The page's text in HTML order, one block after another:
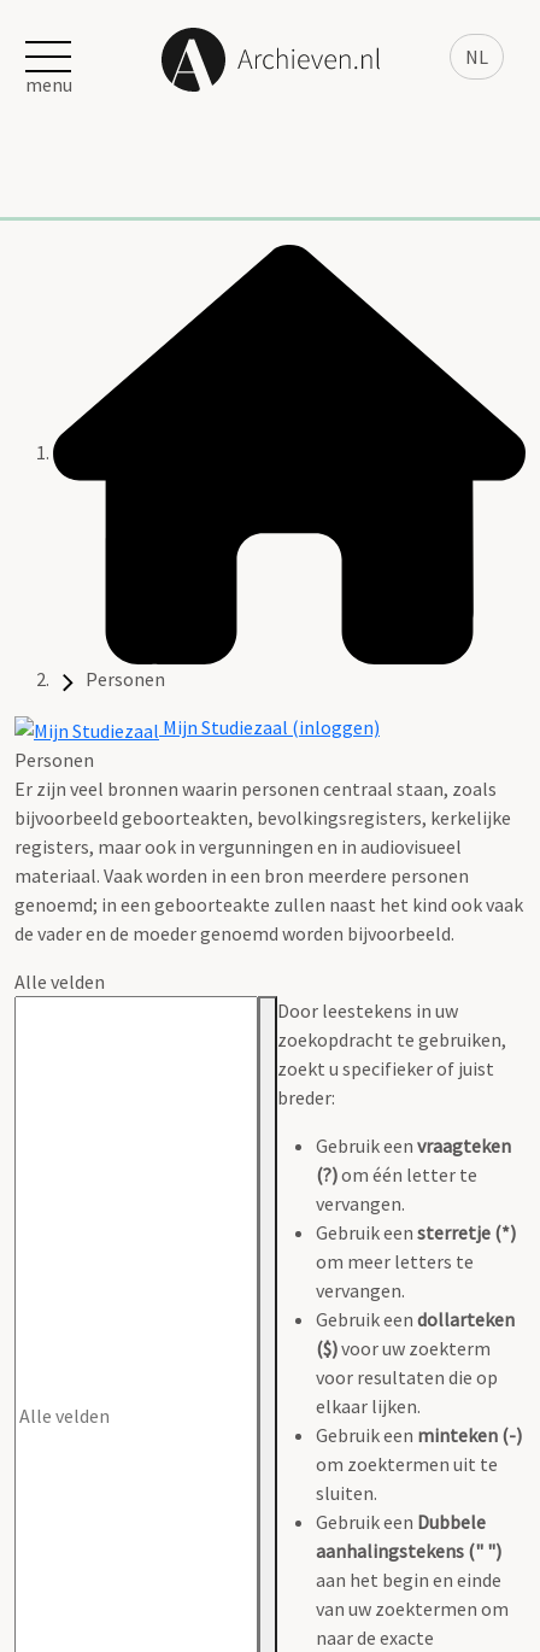
NL
menu
Personen
Mijn Studiezaal (inloggen)
Personen
Er zijn veel bronnen waarin personen centraal staan, zoals
bijvoorbeeld geboorteakten, bevolkingsregisters, kerkelijke
registers, maar ook in vergunningen en in audiovisueel
materiaal. Vaak worden in een bron meerdere personen
genoemd; in een geboorteakte zullen naast het kind ook vaak
de vader en de moeder genoemd worden bijvoorbeeld.
Alle velden
Door leestekens in uw
zoekopdracht te gebruiken,
zoekt u specifieker of juist
breder:
Gebruik een vraagteken
(?)om één letter te
vervangen.
Gebruik een sterretje (*)
om meer letters te
vervangen.
Gebruik een dollarteken
($)voor uw zoekterm
voor resultaten die op
elkaar lijken.
Gebruik een minteken (-)
om zoektermen uit te
sluiten.
Gebruik een Dubbele
aanhalingstekens (" ")
aan het begin en einde
van uw zoektermen om
naar de exacte